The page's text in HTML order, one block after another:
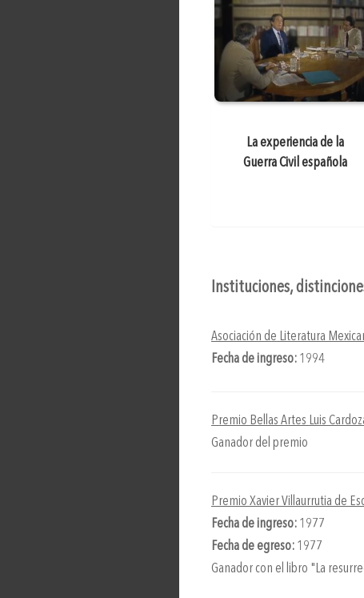
La experiencia de la
Guerra Civil española
Instituciones,
Asociación de Literatura
Fecha de ingreso: 1994
Premio Bellas Artes Luis
Ganador del premio
Premio Xavier Villaurrutia de
Fecha de ingreso: 1977
Fecha de egreso: 1977
Ganador con el libro "La